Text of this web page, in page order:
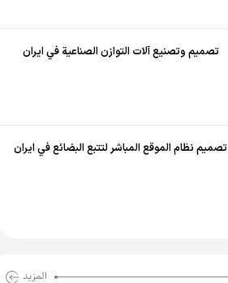
تصميم وتصنيع آلات التوازن الصناعية في ايران
تصميم نظام الموقع المباشر لتتبع البضائع في ايران
المزید